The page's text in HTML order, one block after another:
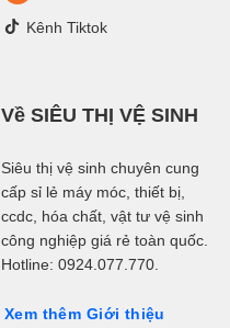
Kênh Tiktok
Về SIÊU THỊ VỆ SINH
Siêu thị vệ sinh chuyên cung
cấp sỉ lẻ máy móc, thiết bị,
ccdc, hóa chất, vật tư vệ sinh
công nghiệp giá rẻ toàn quốc.
Hotline: 0924.077.770.
Xem thêm Giới thiệu